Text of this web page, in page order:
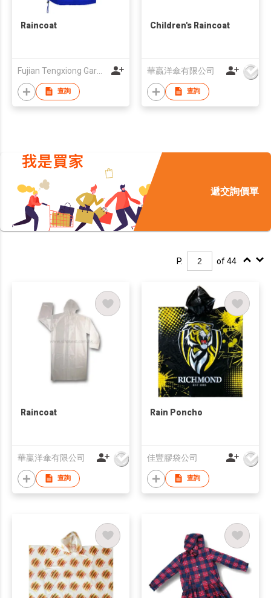
Raincoat
Fujian Tengxiong Garment Co., Ltd.
查詢
Children's Raincoat
華贏洋傘有限公司
查詢
遞交詢價單
P. of 44
Raincoat
華贏洋傘有限公司
查詢
Rain Poncho
佳豐膠袋公司
查詢